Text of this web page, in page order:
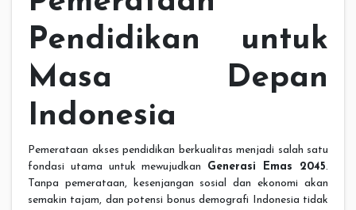
Pendidikan untuk
Masa Depan
Indonesia
Pemerataan akses pendidikan berkualitas menjadi salah satu
fondasi utama untuk mewujudkan Generasi Emas 2045.
Tanpa pemerataan, kesenjangan sosial dan ekonomi akan
semakin tajam, dan potensi bonus demografi Indonesia tidak